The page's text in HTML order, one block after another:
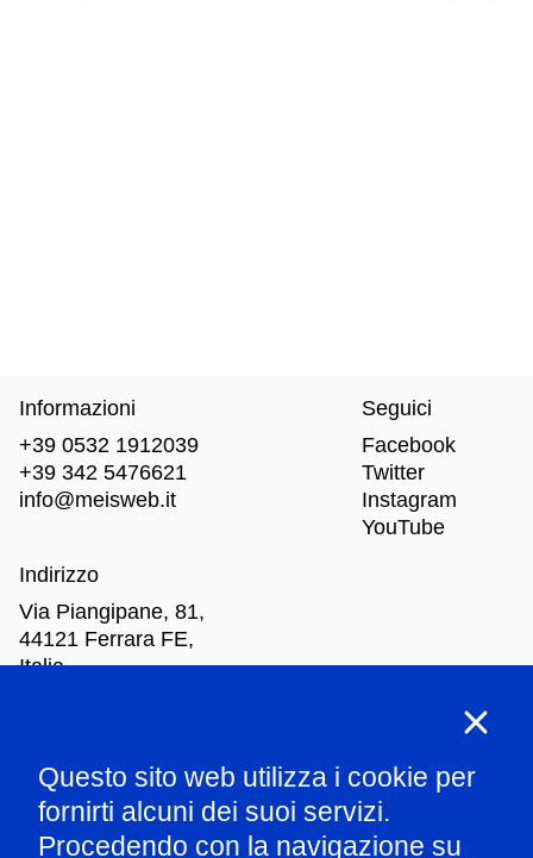
Questo sito web utilizza i cookie per
fornirti alcuni dei suoi servizi.
Procedendo con la navigazione su
Informazioni
+39 0532 1912039
+39 342 5476621
info@meisweb.it
Indirizzo
Via Piangipane, 81,
44121 Ferrara FE,
Italia
Seguici
Facebook
Twitter
Instagram
YouTube
Mar-Dom: dalle 10.00 alle 18.00